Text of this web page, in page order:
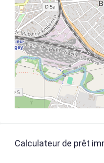
Calculateur de prêt